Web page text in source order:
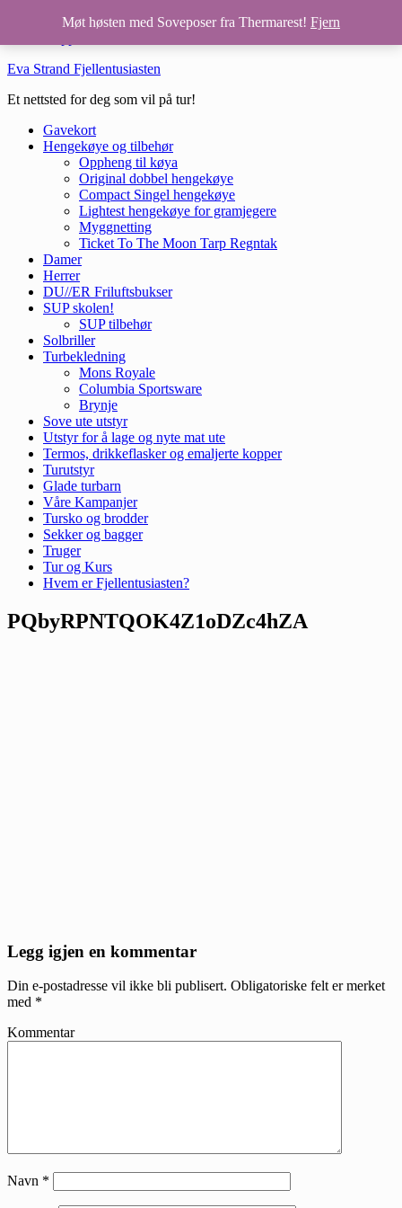
Hopp til hovedinnhold
Eva Strand Fjellentusiasten
Et nettsted for deg som vil på tur!
Gavekort
Hengekøye og tilbehør
Oppheng til køya
Original dobbel hengekøye
Compact Singel hengekøye
Lightest hengekøye for gramjegere
Myggnetting
Ticket To The Moon Tarp Regntak
Damer
Herrer
DU//ER Friluftsbukser
SUP skolen!
SUP tilbehør
Solbriller
Turbekledning
Mons Royale
Columbia Sportsware
Brynje
Sove ute utstyr
Utstyr for å lage og nyte mat ute
Termos, drikkeflasker og emaljerte kopper
Turutstyr
Glade turbarn
Våre Kampanjer
Tursko og brodder
Sekker og bagger
Truger
Tur og Kurs
Hvem er Fjellentusiasten?
PQbyRPNTQOK4Z1oDZc4hZA
Reader
Legg igjen en kommentar
Din e-postadresse vil ikke bli publisert. Obligatoriske felt er merket
med *
Kommentar
Navn *
Møt høsten med Soveposer fra Thermarest! Fjern